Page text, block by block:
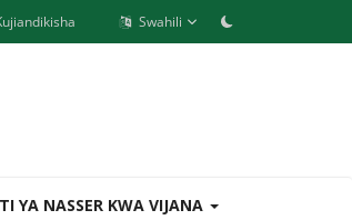
Swahili
YA NASSER KWA VIJANA